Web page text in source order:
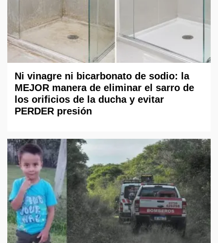
Ni vinagre ni bicarbonato de sodio: la
MEJOR manera de eliminar el sarro de
los orificios de la ducha y evitar
PERDER presión